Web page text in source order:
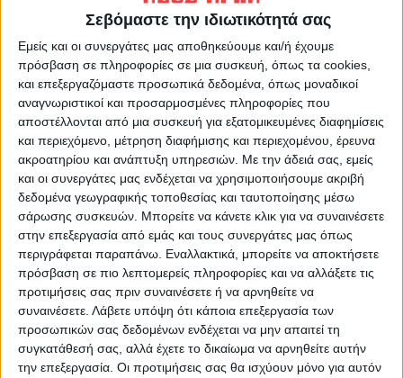
Σεβόμαστε την ιδιωτικότητά σας
Εμείς και οι συνεργάτες μας αποθηκεύουμε και/ή έχουμε
πρόσβαση σε πληροφορίες σε μια συσκευή, όπως τα cookies,
και επεξεργαζόμαστε προσωπικά δεδομένα, όπως μοναδικοί
αναγνωριστικοί και προσαρμοσμένες πληροφορίες που
αποστέλλονται από μια συσκευή για εξατομικευμένες διαφημίσεις
και περιεχόμενο, μέτρηση διαφήμισης και περιεχομένου, έρευνα
ακροατηρίου και ανάπτυξη υπηρεσιών. Με την άδειά σας, εμείς
και οι συνεργάτες μας ενδέχεται να χρησιμοποιήσουμε ακριβή
δεδομένα γεωγραφικής τοποθεσίας και ταυτοποίησης μέσω
σάρωσης συσκευών. Μπορείτε να κάνετε κλικ για να συναινέσετε
στην επεξεργασία από εμάς και τους συνεργάτες μας όπως
περιγράφεται παραπάνω. Εναλλακτικά, μπορείτε να αποκτήσετε
πρόσβαση σε πιο λεπτομερείς πληροφορίες και να αλλάξετε τις
προτιμήσεις σας πριν συναινέσετε ή να αρνηθείτε να
συναινέσετε. Λάβετε υπόψη ότι κάποια επεξεργασία των
προσωπικών σας δεδομένων ενδέχεται να μην απαιτεί τη
συγκατάθεσή σας, αλλά έχετε το δικαίωμα να αρνηθείτε αυτήν
την επεξεργασία. Οι προτιμήσεις σας θα ισχύουν μόνο για αυτόν
τοποθέτηση θραυστού υλικού εξωτερικά
των τοιχίων.
– Να γίνει συνεργασία με φορέα υλοποίησης
έργου την Περιφέρεια Θεσσαλίας, για το
συνδυασμό των μελετών
Σχετικά με την μελέτη προηγήθηκε
ομόφωνη γνωμοδότηση του Κεντρικού
Αρχαιολογικού Συμβουλίου στην
συνεδρίαση που πραγματοποίησε στις 9
Σεπτεμβρίου.
Τελευταίες Ειδήσεις Σήμερα